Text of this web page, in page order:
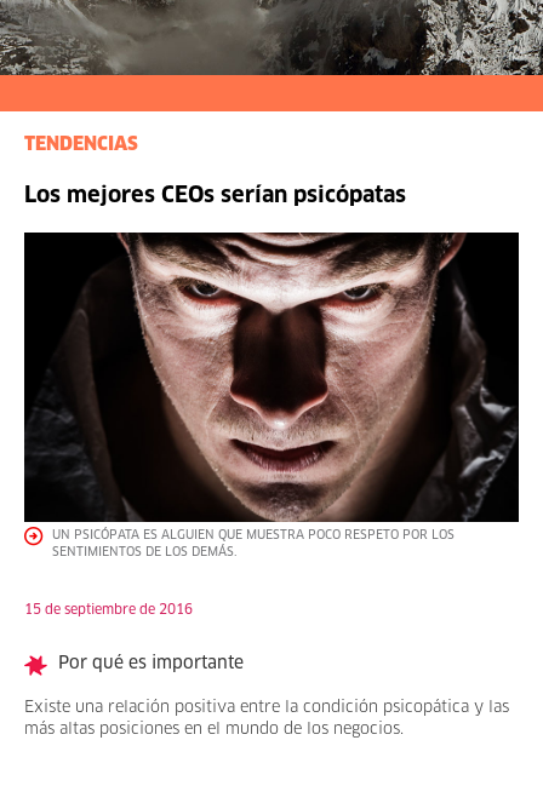
TENDENCIAS
Los mejores CEOs serían psicópatas
UN PSICÓPATA ES ALGUIEN QUE MUESTRA POCO RESPETO POR LOS
SENTIMIENTOS DE LOS DEMÁS.
15 de septiembre de 2016
Por qué es importante
Existe una relación positiva entre la condición psicopática y las
más altas posiciones en el mundo de los negocios.